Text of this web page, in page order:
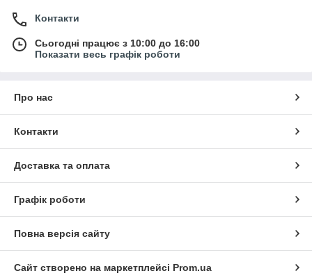
Контакти
Сьогодні працює з 10:00 до 16:00
Показати весь графік роботи
Про нас
Контакти
Доставка та оплата
Графік роботи
Повна версія сайту
Сайт створено на маркетплейсі Prom.ua